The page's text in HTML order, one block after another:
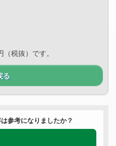
税抜）です。
る
参考になりましたか？